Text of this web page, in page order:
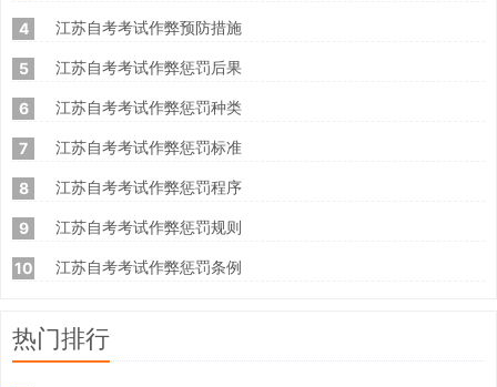
4 江苏自考考试作弊预防措施
5 江苏自考考试作弊惩罚后果
6 江苏自考考试作弊惩罚种类
7 江苏自考考试作弊惩罚标准
8 江苏自考考试作弊惩罚程序
9 江苏自考考试作弊惩罚规则
10 江苏自考考试作弊惩罚条例
热门排行